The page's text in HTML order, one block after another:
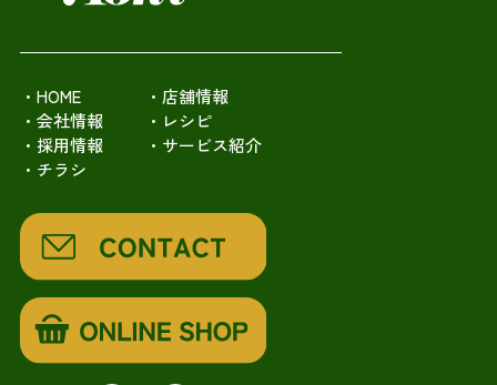
・HOME
・店舗情報
・会社情報
・レシピ
・採用情報
・サービス紹介
・チラシ